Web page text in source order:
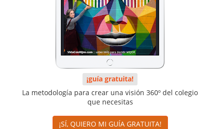
¡guía gratuita!
La metodología para crear una visión 360º del colegio
que necesitas
¡SÍ, QUIERO MI GUÍA GRATUITA!